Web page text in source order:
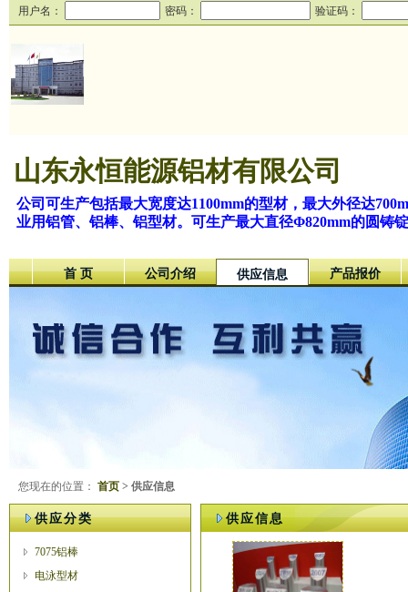
用户名： 密码： 验证码：
山东永恒能源铝材有限公司
公司可生产包括最大宽度达1100mm的型材，最大外径达
业用铝管、铝棒、铝型材。可生产最大直径Φ820mm的圆铸
首 页 公司介绍 供应信息 产品报价
您现在的位置： 首页 > 供应信息
供应分类
7075铝棒
电泳型材
供应信息